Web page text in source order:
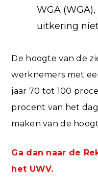
WGA
uitkering
De hoogte van de
werknemers met
jaar 70 tot 100
procent van het
maken van de
Ga dan naar de
het UWV.